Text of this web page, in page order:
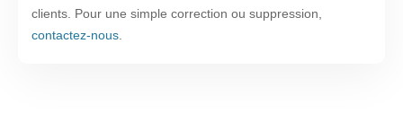
clients. Pour une simple correction ou suppression,
contactez-nous